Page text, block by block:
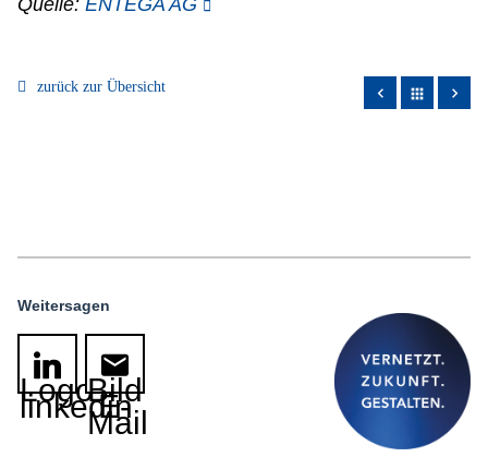
Quelle: ENTEGA AG
zurück zur Übersicht apps
Weitersagen
Logo
linkedin
Bild
E-
Mail